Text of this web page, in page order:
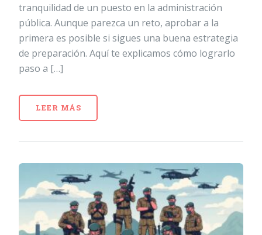
tranquilidad de un puesto en la administración
pública. Aunque parezca un reto, aprobar a la
primera es posible si sigues una buena estrategia
de preparación. Aquí te explicamos cómo lograrlo
paso a […]
LEER MÁS